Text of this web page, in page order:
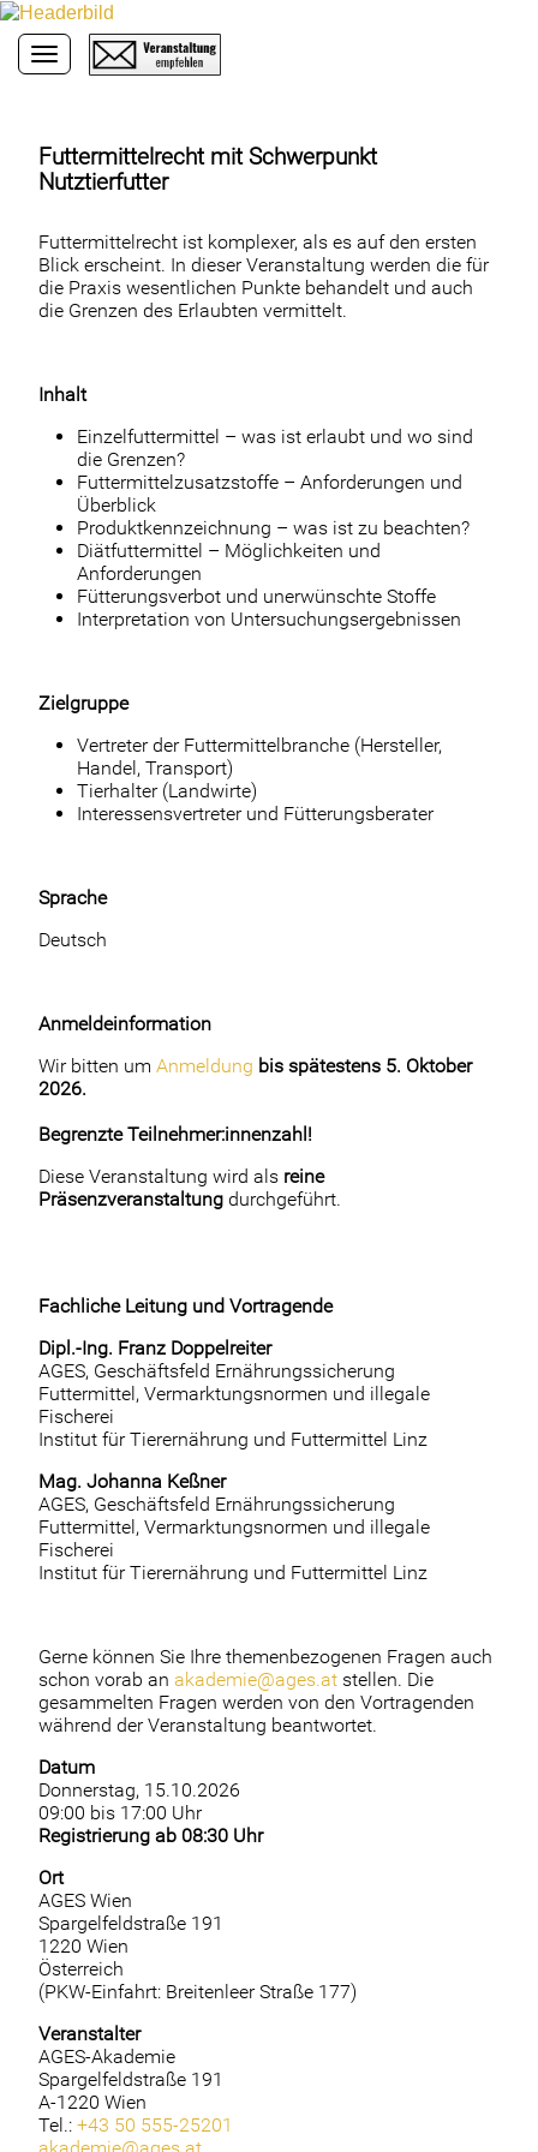
Toggle navigation
Futtermittelrecht mit Schwerpunkt
Nutztierfutter
Futtermittelrecht ist komplexer, als es auf den ersten
Blick erscheint. In dieser Veranstaltung werden die für
die Praxis wesentlichen Punkte behandelt und auch
die Grenzen des Erlaubten vermittelt.
Inhalt
Einzelfuttermittel – was ist erlaubt und wo sind
die Grenzen?
Futtermittelzusatzstoffe – Anforderungen und
Überblick
Produktkennzeichnung – was ist zu beachten?
Diätfuttermittel – Möglichkeiten und
Anforderungen
Fütterungsverbot und unerwünschte Stoffe
Interpretation von Untersuchungsergebnissen
Zielgruppe
Vertreter der Futtermittelbranche (Hersteller,
Handel, Transport)
Tierhalter (Landwirte)
Interessensvertreter und Fütterungsberater
Sprache
Deutsch
Anmeldeinformation
Wir bitten um Anmeldung bis spätestens 5. Oktober
2026.
Begrenzte Teilnehmer:innenzahl!
Diese Veranstaltung wird als reine
Präsenzveranstaltung durchgeführt.
Fachliche Leitung und Vortragende
Dipl.-Ing. Franz Doppelreiter
AGES, Geschäftsfeld Ernährungssicherung
Futtermittel, Vermarktungsnormen und illegale
Fischerei
Institut für Tierernährung und Futtermittel Linz
Mag. Johanna Keßner
AGES, Geschäftsfeld Ernährungssicherung
Futtermittel, Vermarktungsnormen und illegale
Fischerei
Institut für Tierernährung und Futtermittel Linz
Gerne können Sie Ihre themenbezogenen Fragen auch
schon vorab an akademie@ages.at stellen. Die
gesammelten Fragen werden von den Vortragenden
während der Veranstaltung beantwortet.
Datum
Donnerstag, 15.10.2026
09:00 bis 17:00 Uhr
Registrierung ab 08:30 Uhr
Ort
AGES Wien
Spargelfeldstraße 191
1220 Wien
Österreich
(PKW-Einfahrt: Breitenleer Straße 177)
Veranstalter
AGES-Akademie
Spargelfeldstraße 191
A-1220 Wien
Tel.: +43 50 555-25201